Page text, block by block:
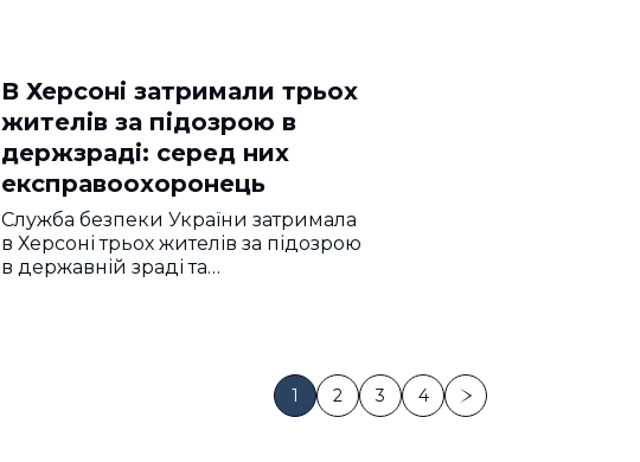
В Херсоні затримали трьох
жителів за підозрою в
держзраді: серед них
експравоохоронець
Служба безпеки України затримала
в Херсоні трьох жителів за підозрою
в державній зраді та…
1 2 3 4